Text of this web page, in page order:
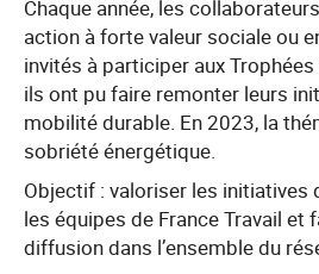
Chaque année, les
action à forte valeur sociale ou
invités à participer aux Trophées
ils ont pu faire remonter leurs
mobilité durable. En 2023, la
sobriété énergétique.
Objectif : valoriser les initiatives
les équipes de France Travail et
diffusion dans l’ensemble du